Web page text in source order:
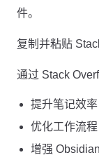
件。
复制并粘贴
通过 Stack
提升笔记效率
优化工作流程
增强